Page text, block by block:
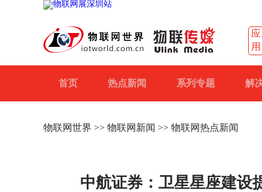
应
用
首页 热点新闻 系列专题 解
物联网世界 >> 物联网新闻 >> 物联网热点新闻
中航证券：卫星星座建设